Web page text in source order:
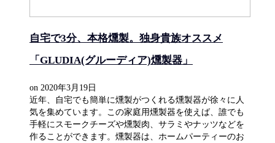
自宅で3分、本格燻製。独身貴族オススメ
「GLUDIA(グルーディア)燻製器」
on 2020年3月19日
近年、自宅でも簡単に燻製がつくれる燻製器が徐々に人
気を集めています。この家庭用燻製器を使えば、誰でも
手軽にスモークチーズや燻製肉、サラミやナッツなどを
作ることができます。燻製器は、ホームパーティーのお